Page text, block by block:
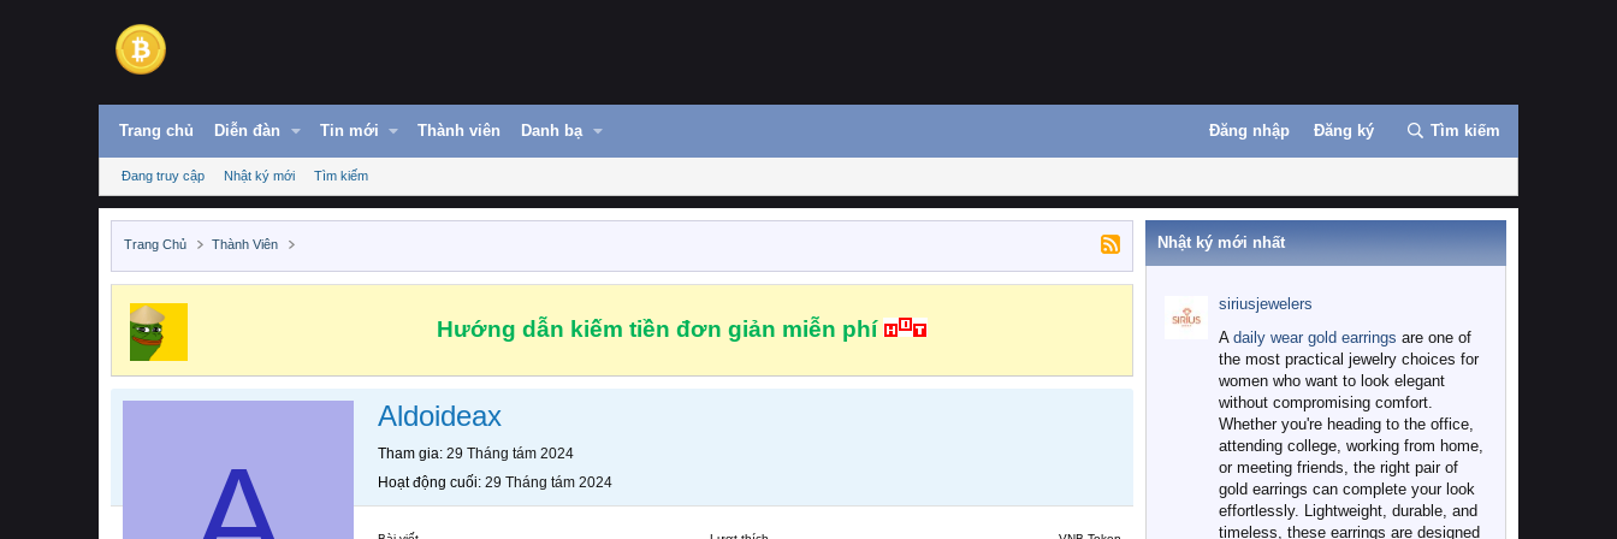
Trang chủ Diễn đàn Tin mới Thành viên Danh bạ Đăng nhập Đăng ký Tìm kiếm
Đang truy cập Nhật ký mới Tìm kiếm
Trang Chủ Thành Viên
Hướng dẫn kiếm tiền đơn giản miễn phí
Aldoideax
Tham gia 29 Tháng tám 2024
Hoạt động cuối 29 Tháng tám 2024
Nhật ký mới nhất
siriusjewelers
A daily wear gold earrings are one of
the most practical jewelry choices for
women who want to look elegant
without compromising comfort.
Whether you're heading to the office,
attending college, working from home,
or meeting friends, the right pair of
gold earrings can complete your look
effortlessly. Lightweight, durable, and
timeless, these earrings are designed